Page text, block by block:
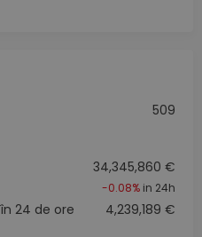
509
34,345,860 €
-0.08% in 24h
24 de ore 4,239,189 €